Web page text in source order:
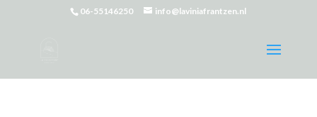
06-55146250 info@laviniafrantzen.nl